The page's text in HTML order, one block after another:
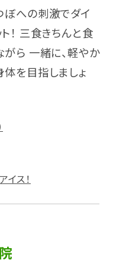
ぼへの刺激でダイ
！ 三食きちんと食
がら 一緒に、軽やか
体を目指しましょ
イス！